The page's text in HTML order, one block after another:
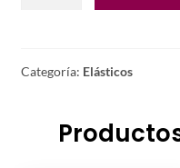
cantidad
Categoría: Elásticos